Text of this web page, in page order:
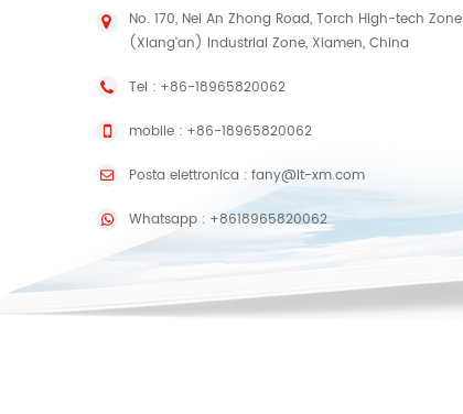
No. 170, Nei An Zhong Road, Torch High-tech Zone
(Xiang'an) Industrial Zone, Xiamen, China
Tel : +86-18965820062
mobile : +86-18965820062
Posta elettronica : fany@lt-xm.com
Whatsapp : +8618965820062